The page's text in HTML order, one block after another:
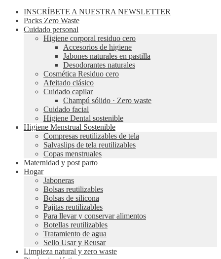
INSCRÍBETE A NUESTRA NEWSLETTER
Packs Zero Waste
Cuidado personal
Higiene corporal residuo cero
Accesorios de higiene
Jabones naturales en pastilla
Desodorantes naturales
Cosmética Residuo cero
Afeitado clásico
Cuidado capilar
Champú sólido · Zero waste
Cuidado facial
Higiene Dental sostenible
Higiene Menstrual Sostenible
Compresas reutilizables de tela
Salvaslips de tela reutilizables
Copas menstruales
Maternidad y post parto
Hogar
Jaboneras
Bolsas reutilizables
Bolsas de silicona
Pajitas reutilizables
Para llevar y conservar alimentos
Botellas reutilizables
Tratamiento de agua
Sello Usar y Reusar
Limpieza natural y zero waste